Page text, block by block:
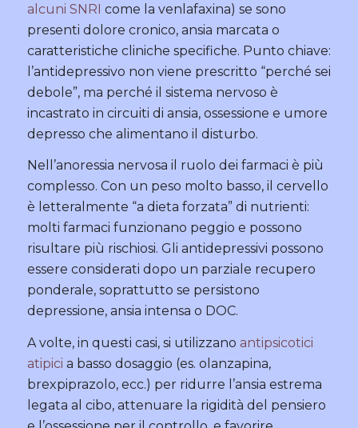
alcuni SNRI come la venlafaxina) se sono
presenti dolore cronico, ansia marcata o
caratteristiche cliniche specifiche. Punto chiave:
l’antidepressivo non viene prescritto “perché sei
debole”, ma perché il sistema nervoso è
incastrato in circuiti di ansia, ossessione e umore
depresso che alimentano il disturbo.
Nell’anoressia nervosa il ruolo dei farmaci è più
complesso. Con un peso molto basso, il cervello
è letteralmente “a dieta forzata” di nutrienti:
molti farmaci funzionano peggio e possono
risultare più rischiosi. Gli antidepressivi possono
essere considerati dopo un parziale recupero
ponderale, soprattutto se persistono
depressione, ansia intensa o DOC.
A volte, in questi casi, si utilizzano antipsicotici
atipici a basso dosaggio (es. olanzapina,
brexpiprazolo, ecc.) per ridurre l’ansia estrema
legata al cibo, attenuare la rigidità del pensiero